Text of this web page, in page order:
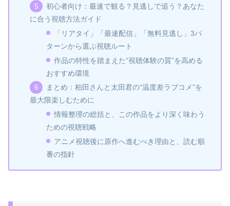
初心者向け：最速で観る？見逃しで追う？あなた
に合う視聴方法ガイド
「リアタイ」「最速配信」「無料見逃し」3パ
ターンから選ぶ視聴ルート
作品の特性を踏まえた“視聴体験の質”を高める
おすすめ環境
まとめ：柏田さんと太田君の“温度差ラブコメ”を
最大限楽しむために
情報整理の総括と、この作品をより深く味わう
ための視聴戦略
アニメ視聴後に原作へ進むべき理由と、読む順
番の指針